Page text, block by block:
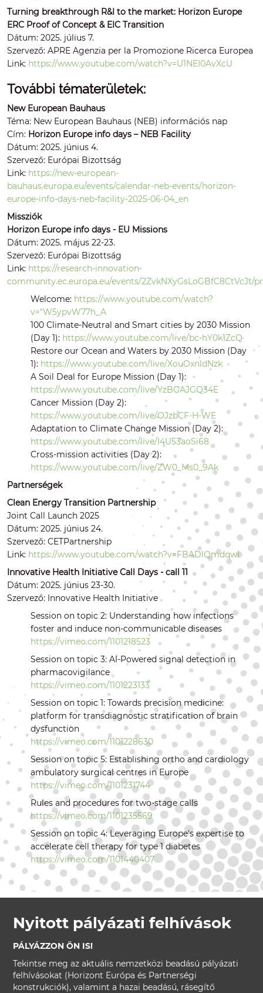
Turning breakthrough R&I to the market: Horizon Europe
ERC Proof of Concept & EIC Transition
Dátum: 2025. július 7.
Szervező: APRE Agenzia per la Promozione Ricerca Europea
Link: https://www.youtube.com/watch?v=U1NEI0AvXcU
További tématerületek:
New European Bauhaus
Téma: New European Bauhaus (NEB) információs nap
Cím: Horizon Europe info days – NEB Facility
Dátum: 2025. június 4.
Szervező: Európai Bizottság
Link: https://new-european-
bauhaus.europa.eu/events/calendar-neb-events/horizon-
europe-info-days-neb-facility-2025-06-04_en
Missziók
Horizon Europe info days - EU Missions
Dátum: 2025. május 22-23.
Szervező: Európai Bizottság
Link: https://research-innovation-
community.ec.europa.eu/events/2ZvkNXyGsLoGBfC8CtVcJt/
Welcome: https://www.youtube.com/watch?
v="W5ypvW77h_A
100 Climate-Neutral and Smart cities by 2030 Mission
(Day 1): https://www.youtube.com/live/bc-hY0k1ZcQ
Restore our Ocean and Waters by 2030 Mission (Day
1): https://www.youtube.com/live/XouOxnldNzk
A Soil Deal for Europe Mission (Day 1):
https://www.youtube.com/live/YzBGAJGQ34E
Cancer Mission (Day 2):
https://www.youtube.com/live/OJzbCF-H-WE
Adaptation to Climate Change Mission (Day 2):
https://www.youtube.com/live/I4U53aoSi68
Cross-mission activities (Day 2):
https://www.youtube.com/live/ZW0_Ms0_9Ak
Partnerségek
Clean Energy Transition Partnership
Joint Call Launch 2025
Dátum: 2025. június 24.
Szervező: CETPartnership
Link: https://www.youtube.com/watch?v=FBADlQmdqwI
Innovative Health Initiative Call Days - call 11
Dátum: 2025. június 23-30.
Szervező: Innovative Health Initiative
Session on topic 2: Understanding how infections
foster and induce non-communicable diseases
https://vimeo.com/1101218523
Session on topic 3: AI-Powered signal detection in
pharmacovigilance
https://vimeo.com/1101223133
Session on topic 1: Towards precision medicine:
platform for transdiagnostic stratification of brain
dysfunction
https://vimeo.com/1101228630
Session on topic 5: Establishing ortho and cardiology
ambulatory surgical centres in Europe
https://vimeo.com/1101231744
Rules and procedures for two-stage calls
https://vimeo.com/1101235569
Session on topic 4: Leveraging Europe's expertise to
accelerate cell therapy for type 1 diabetes
https://vimeo.com/1101440407
Nyitott pályázati felhívások
PÁLYÁZZON ÖN IS!
Tekintse meg az aktuális nemzetközi beadású pályázati
felhívásokat (Horizont Európa és Partnerségi
konstrukciók), valamint a hazai beadású, rásegítő